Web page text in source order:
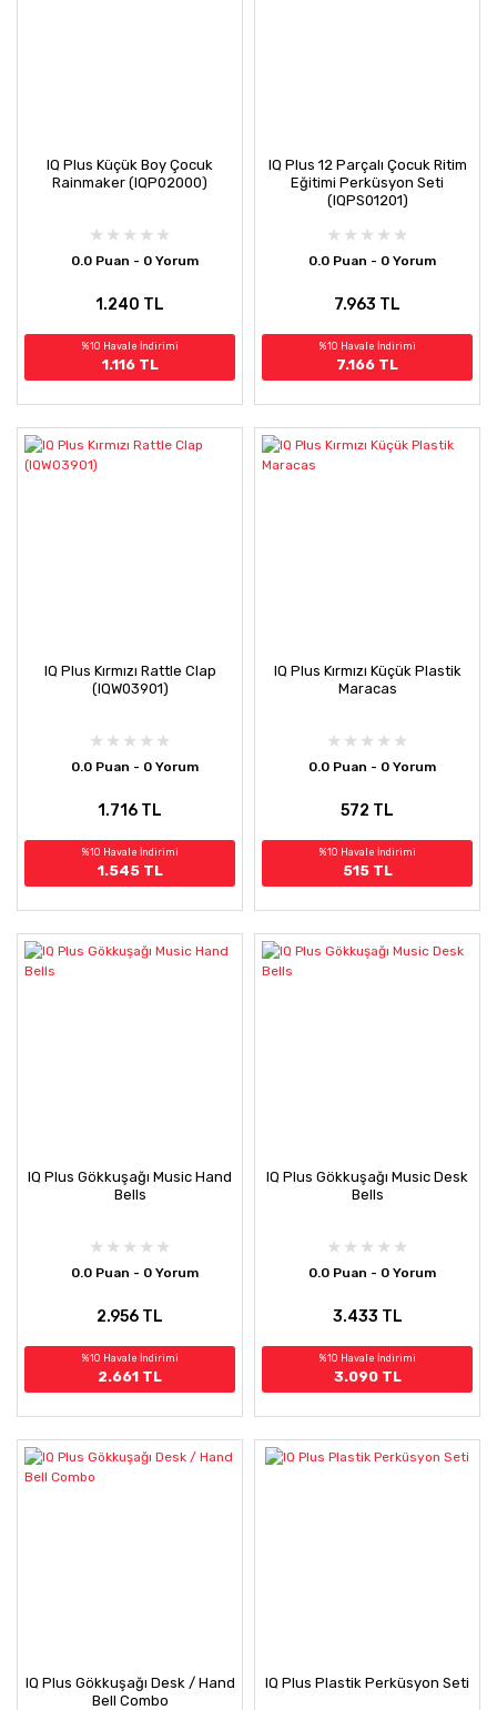
IQ Plus Küçük Boy Çocuk
Rainmaker (IQP02000)
0.0 Puan - 0 Yorum
1.240 TL
%10 Havale İndirimi
1.116 TL
IQ Plus 12 Parçalı Çocuk Ritim
Eğitimi Perküsyon Seti
(IQPS01201)
0.0 Puan - 0 Yorum
7.963 TL
%10 Havale İndirimi
7.166 TL
IQ Plus Kırmızı Rattle Clap
(IQW03901)
0.0 Puan - 0 Yorum
1.716 TL
%10 Havale İndirimi
1.545 TL
IQ Plus Kırmızı Küçük Plastik
Maracas
0.0 Puan - 0 Yorum
572 TL
%10 Havale İndirimi
515 TL
IQ Plus Gökkuşağı Music Hand
Bells
0.0 Puan - 0 Yorum
2.956 TL
%10 Havale İndirimi
2.661 TL
IQ Plus Gökkuşağı Music Desk
Bells
0.0 Puan - 0 Yorum
3.433 TL
%10 Havale İndirimi
3.090 TL
IQ Plus Gökkuşağı Desk / Hand
Bell Combo
IQ Plus Plastik Perküsyon Seti